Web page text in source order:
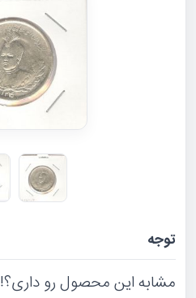
توجه
مشابه این محصول رو داری؟!